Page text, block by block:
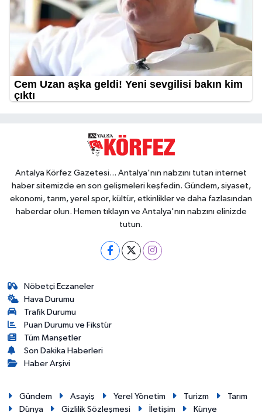
Antalya Körfez Gazetesi... Antalya'nın nabzını tutan internet
haber sitemizde en son gelişmeleri keşfedin. Gündem, siyaset,
ekonomi, tarım, yerel spor, kültür, etkinlikler ve daha fazlasından
haberdar olun. Hemen tıklayın ve Antalya'nın nabzını elinizde
tutun.
Nöbetçi Eczaneler
Hava Durumu
Trafik Durumu
Puan Durumu ve Fikstür
Tüm Manşetler
Son Dakika Haberleri
Haber Arşivi
Gündem Asayiş Yerel Yönetim Turizm
Tarım
Dünya
Gizlilik Sözleşmesi İletişim Künye